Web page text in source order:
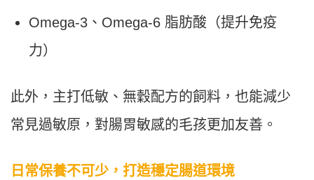
Omega-3、Omega-6 脂肪酸（提升免疫
力）
此外，主打低敏、無穀配方的飼料，也能減少
常見過敏原，對腸胃敏感的毛孩更加友善。
日常保養不可少，打造穩定腸道環境